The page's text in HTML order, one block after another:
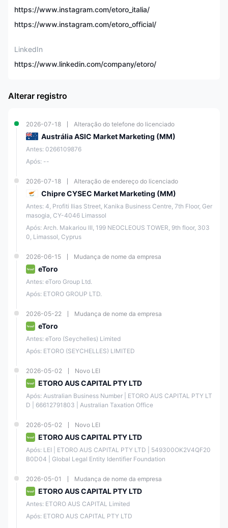
(profissional)
Plataformas de
Cópia/Negociação
bancárias, PayPal,
Neteller, Skrill
Suporte ao Cliente
Visão Geral da eToro
ampla popularidade entre investidores, traders e entusiastas das redes
sociais desde sua criação em 2007. Ela oferece aos usuários acesso a
uma ampla variedade de instrumentos financeiros, incluindo ações,
criptomoedas, forex, índices e commodities, entre outros. A plataforma
oferece uma interface amigável que atende tanto a traders iniciantes
mais populares do mercado.
Uma das principais características da eToro é sua capacidade de
negociação social, que permite aos usuários copiar as negociações
de traders bem-sucedidos e construir suas carteiras de investimento.
A plataforma possui uma grande comunidade de traders que
excelente recurso de aprendizado para traders que desejam melhorar
suas habilidades.
Prós e Contras
A interface amigável, a variedade de ativos de negociação e os
entre traders iniciantes quanto experientes.
No entanto, como qualquer plataforma de negociação, a eToro tem
seus prós e contras, que os usuários em potencial devem considerar
antes de se inscrever.
eToro como plataforma de negociação.
Prós Contras
Plataforma fácil de usar
cobrada após 12 meses
de inatividade
Regulamentado por
Taxa de saque de US$5
https://www.instagram.com/etoro_italia/
https://www.instagram.com/etoro_official/
LinkedIn
https://www.linkedin.com/company/etoro/
Alterar registro
2026-07-18 Alteração do telefone do licenciado
Austrália ASIC Market Marketing (MM)
Antes: 0266109876
Após: --
2026-07-18 Alteração de endereço do licenciado
Chipre CYSEC Market Marketing (MM)
Antes: 4, Profiti Ilias Street, Kanika Business Centre, 7th Floor, Ger
masogia, CY-4046 Limassol
Após: Arch. Makariou III, 199 NEOCLEOUS TOWER, 9th floor, 303
0, Limassol, Cyprus
2026-06-15 Mudança de nome da empresa
eToro
Antes: eToro Group Ltd.
Após: ETORO GROUP LTD.
2026-05-22 Mudança de nome da empresa
eToro
Antes: eToro (Seychelles) Limited
Após: ETORO (SEYCHELLES) LIMITED
2026-05-02 Novo LEI
ETORO AUS CAPITAL PTY LTD
Após: Australian Business Number | ETORO AUS CAPITAL PTY LT
D | 66612791803 | Australian Taxation Office
2026-05-02 Novo LEI
ETORO AUS CAPITAL PTY LTD
Após: LEI | ETORO AUS CAPITAL PTY LTD | 549300OK2V4QF20
B0D04 | Global Legal Entity Identifier Foundation
2026-05-01 Mudança de nome da empresa
ETORO AUS CAPITAL PTY LTD
Antes: ETORO AUS CAPITAL Limited
Após: ETORO AUS CAPITAL PTY LTD